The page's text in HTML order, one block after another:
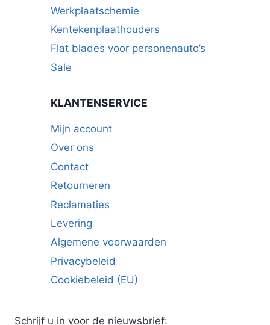
Werkplaatschemie
Kentekenplaathouders
Flat blades voor personenauto’s
Sale
KLANTENSERVICE
Mijn account
Over ons
Contact
Retourneren
Reclamaties
Levering
Algemene voorwaarden
Privacybeleid
Cookiebeleid (EU)
Schrijf u in voor de nieuwsbrief: